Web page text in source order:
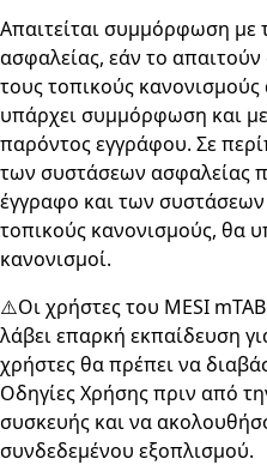
Απαιτείται συμμόρφωση με
ασφαλείας, εάν το
τους τοπικούς
υπάρχει συμμόρφωση και με
παρόντος εγγράφου. Σε
των συστάσεων ασφαλείας
έγγραφο και των
τοπικούς κανονισμούς, θα
κανονισμοί.
⚠️Οι χρήστες του MESI
λάβει επαρκή εκπαίδευση
χρήστες θα πρέπει να
Οδηγίες Χρήσης πριν από
συσκευής και να
συνδεδεμένου εξοπλισμού.